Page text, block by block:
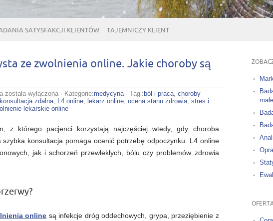
SATYSFAKCJI KLIENTÓW TAJEMNICZY KLIENT
ze zwolnienia online. Jakie choroby są
Coraz
więcej
osób
zwolnienia
online.
Jakie
choroby
została wyłączona · Kategorie:medycyna· Tagi: ból i praca, choroby
konsultacja zdalna, L4 online, lekarz online, ocena stanu zdrowia, stres i
lekarskie online
z którego pacjenci korzystają najczęściej wtedy, gdy choroba
konsultacja pomaga ocenić potrzebę odpoczynku. L4 online
jak i schorzeń przewlekłych, bólu czy problemów zdrowia
online są infekcje dróg oddechowych, grypa, przeziębienie z